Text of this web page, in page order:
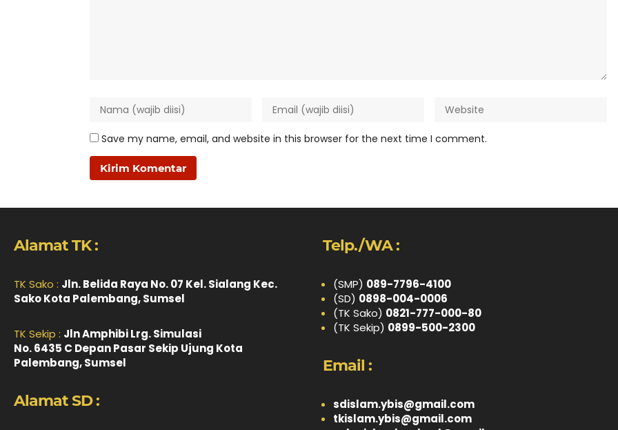
Save my name, email, and website in this browser for the next time I comment.
Alamat TK :
TK Sako : Jln. Belida Raya No. 07 Kel. Sialang Kec.
Sako Kota Palembang, Sumsel
TK Sekip : Jln Amphibi Lrg. Simulasi
No. 6435 C Depan Pasar Sekip Ujung Kota
Palembang, Sumsel
Alamat SD :
Telp./WA :
(SMP) 089-7796-4100
(SD) 0898-004-0006
(TK Sako) 0821-777-000-80
(TK Sekip) 0899-500-2300
Email :
sdislam.ybis@gmail.com
tkislam.ybis@gmail.com